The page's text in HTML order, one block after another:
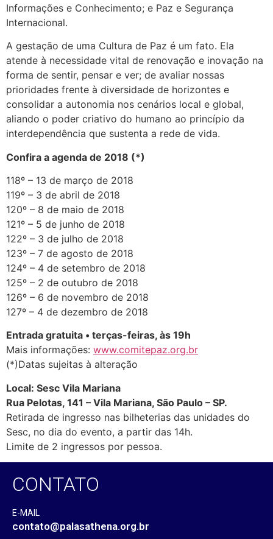
Informações e Conhecimento; e Paz e Segurança
Internacional.
A gestação de uma Cultura de Paz é um fato. Ela
atende à necessidade vital de renovação e inovação na
forma de sentir, pensar e ver; de avaliar nossas
prioridades frente à diversidade de horizontes e
consolidar a autonomia nos cenários local e global,
aliando o poder criativo do humano ao princípio da
interdependência que sustenta a rede de vida.
Confira a agenda de 2018 (*)
118º – 13 de março de 2018
119º – 3 de abril de 2018
120º – 8 de maio de 2018
121º – 5 de junho de 2018
122º – 3 de julho de 2018
123º – 7 de agosto de 2018
124º – 4 de setembro de 2018
125º – 2 de outubro de 2018
126º – 6 de novembro de 2018
127º – 4 de dezembro de 2018
Entrada gratuita • terças-feiras, às 19h
Mais informações: www.comitepaz.org.br
(*)Datas sujeitas à alteração
Local: Sesc Vila Mariana
Rua Pelotas, 141 – Vila Mariana, São Paulo – SP.
Retirada de ingresso nas bilheterias das unidades do
Sesc, no dia do evento, a partir das 14h.
Limite de 2 ingressos por pessoa.
CONTATO
E-MAIL
contato@palasathena.org.br